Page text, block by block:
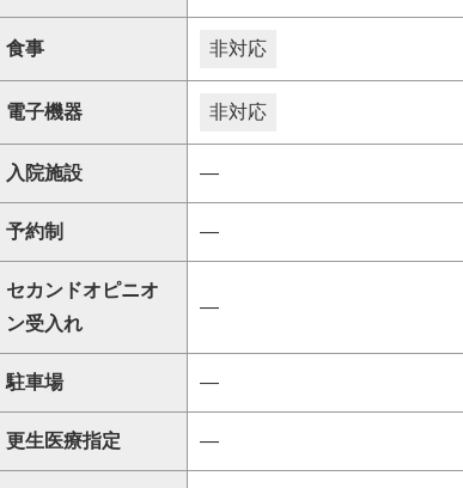
食事 非対応
電子機器 非対応
入院施設 ―
予約制 ―
セカンドオピニオ
ン受入れ
―
駐車場 ―
更生医療指定 ―